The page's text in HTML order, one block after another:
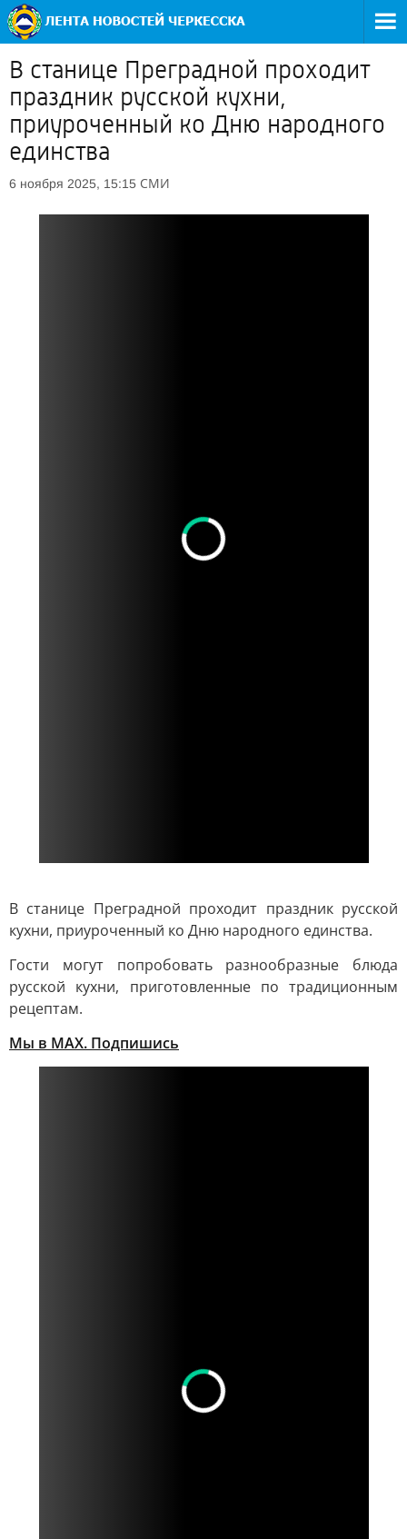
В станице Преградной проходит
праздник русской кухни,
приуроченный ко Дню народного
единства
6 ноября 2025, 15:15 СМИ
В станице Преградной проходит праздник русской
кухни, приуроченный ко Дню народного единства.
Гости могут попробовать разнообразные блюда
русской кухни, приготовленные по традиционным
рецептам.
Мы в MAX. Подпишись